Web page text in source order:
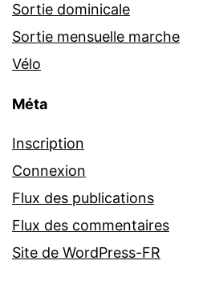
Sortie dominicale
Sortie mensuelle marche
Vélo
Méta
Inscription
Connexion
Flux des publications
Flux des commentaires
Site de WordPress-FR